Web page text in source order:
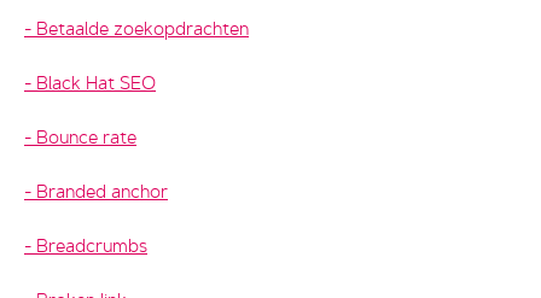
Betaalde zoekopdrachten
Black Hat SEO
Bounce rate
Branded anchor
Breadcrumbs